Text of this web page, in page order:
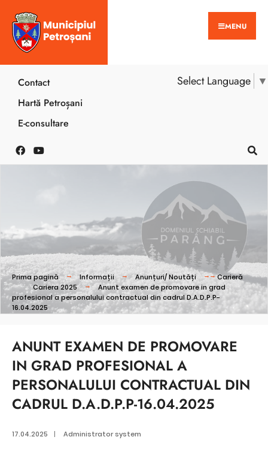
MENU
Select Language ▼
Contact
Hartă Petroșani
E-consultare
Prima pagină Informații Anunțuri/ Noutăți
Carieră
Cariera 2025
Anunt examen de promovare in grad
profesional a personalului contractual din cadrul D.A.D.P.P-
16.04.2025
ANUNT EXAMEN DE PROMOVARE
IN GRAD PROFESIONAL A
PERSONALULUI CONTRACTUAL DIN
CADRUL D.A.D.P.P-16.04.2025
17.04.2025 | Administrator system